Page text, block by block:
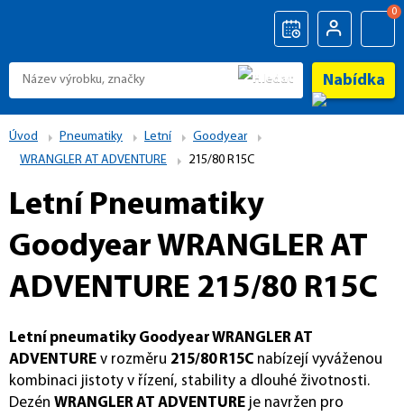
0
Nabídka
Úvod Pneumatiky Letní
Goodyear
WRANGLER AT ADVENTURE
215/80 R15C
Letní Pneumatiky
Goodyear WRANGLER AT
ADVENTURE 215/80 R15C
Letní pneumatiky Goodyear WRANGLER AT
ADVENTURE v rozměru 215/80 R15C nabízejí vyváženou
kombinaci jistoty v řízení, stability a dlouhé životnosti.
Dezén WRANGLER AT ADVENTURE je navržen pro